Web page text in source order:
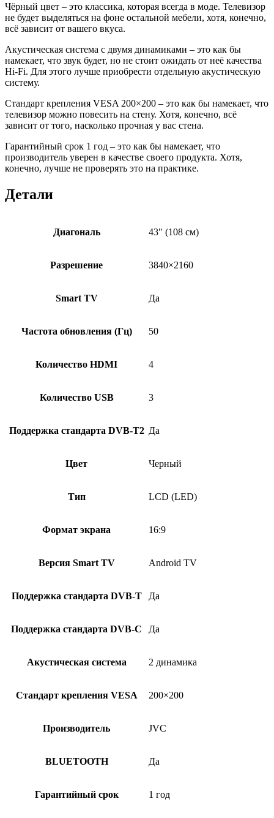
Чёрный цвет – это классика, которая всегда в моде. Телевизор
не будет выделяться на фоне остальной мебели, хотя, конечно,
всё зависит от вашего вкуса.
Акустическая система с двумя динамиками – это как бы
намекает, что звук будет, но не стоит ожидать от неё качества
Hi-Fi. Для этого лучше приобрести отдельную акустическую
систему.
Стандарт крепления VESA 200×200 – это как бы намекает, что
телевизор можно повесить на стену. Хотя, конечно, всё
зависит от того, насколько прочная у вас стена.
Гарантийный срок 1 год – это как бы намекает, что
производитель уверен в качестве своего продукта. Хотя,
конечно, лучше не проверять это на практике.
Детали
Диагональ 43" (108 см)
Разрешение 3840×2160
Smart TV Да
Частота обновления (Гц) 50
Количество HDMI 4
Количество USB 3
Поддержка стандарта DVB-T2 Да
Цвет Черный
Тип LCD (LED)
Формат экрана 16:9
Версия Smart TV Android TV
Поддержка стандарта DVB-T Да
Поддержка стандарта DVB-C Да
Акустическая система 2 динамика
Стандарт крепления VESA 200×200
Производитель JVC
BLUETOOTH Да
Гарантийный срок 1 год